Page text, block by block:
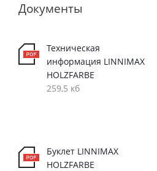
Документы
Техническая
информация LINNIMAX
HOLZFARBE
259,5 кб
Буклет LINNIMAX
HOLZFARBE